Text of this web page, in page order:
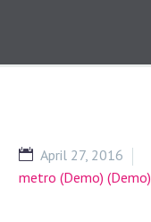
April 27, 2016
metro (Demo) (Demo)